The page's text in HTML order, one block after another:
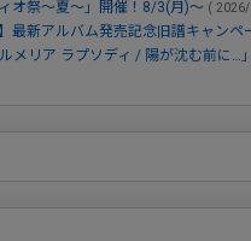
オ祭～夏～」開催！8/3(月)～ (
最新アルバム発売記念旧譜キャン
メリア ラプソディ / 陽が沈む前に